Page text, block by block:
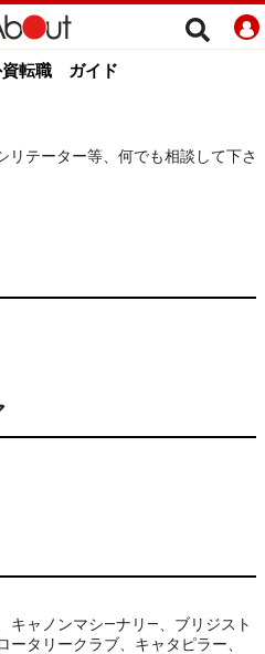
転職 ガイド
リテーター等、何でも相談して下さ
キャノンマシ―ナリ―、ブリジスト
タリークラブ、キャタピラー、